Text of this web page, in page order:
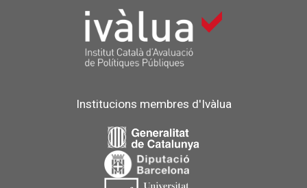
Institucions membres d'Ivàlua